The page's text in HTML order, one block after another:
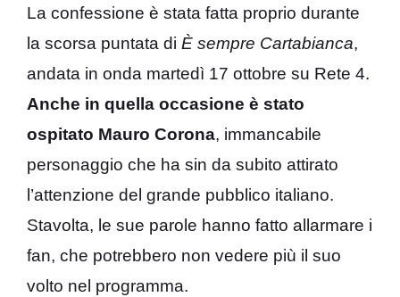
La confessione è stata fatta proprio durante
la scorsa puntata di È sempre Cartabianca,
andata in onda martedì 17 ottobre su Rete 4.
Anche in quella occasione è stato
ospitato Mauro Corona, immancabile
personaggio che ha sin da subito attirato
l’attenzione del grande pubblico italiano.
Stavolta, le sue parole hanno fatto allarmare i
fan, che potrebbero non vedere più il suo
volto nel programma.